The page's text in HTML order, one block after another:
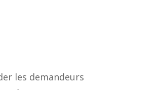
les demandeurs